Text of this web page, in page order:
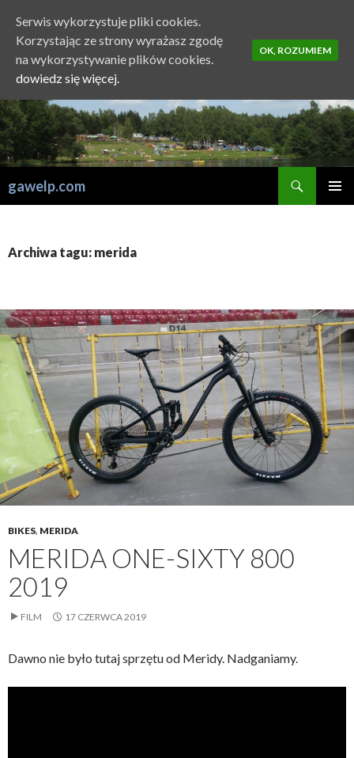
gawelp.com
Archiwa tagu: merida
BIKES, MERIDA
MERIDA ONE-SIXTY 800
2019
FILM 17 CZERWCA 2019
Dawno nie było tutaj sprzętu od Meridy. Nadganiamy.
Serwis wykorzystuje pliki cookies.
Korzystając ze strony wyrażasz zgodę
na wykorzystywanie plików cookies.
dowiedz się więcej.
OK, ROZUMIEM